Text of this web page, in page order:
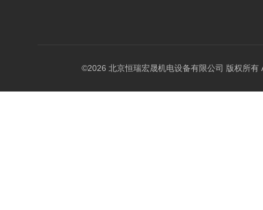
©2026 北京恒瑞宏晟机电设备有限公司 版权所有